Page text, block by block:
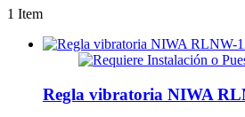
1 Item
Regla vibratoria NIWA